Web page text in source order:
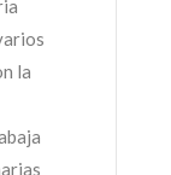
la